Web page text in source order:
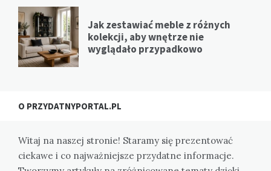
Jak zestawiać meble z różnych
kolekcji, aby wnętrze nie
wyglądało przypadkowo
O PRZYDATNYPORTAL.PL
Witaj na naszej stronie! Staramy się prezentować
ciekawe i co najważniejsze przydatne informacje.